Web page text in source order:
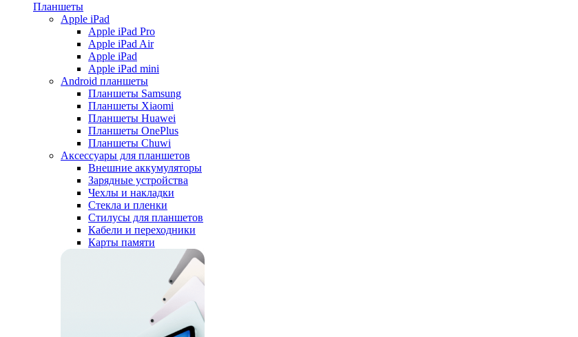
Планшеты
Apple iPad
Apple iPad Pro
Apple iPad Air
Apple iPad
Apple iPad mini
Android планшеты
Планшеты Samsung
Планшеты Xiaomi
Планшеты Huawei
Планшеты OnePlus
Планшеты Chuwi
Аксессуары для планшетов
Внешние аккумуляторы
Зарядные устройства
Чехлы и накладки
Стекла и пленки
Стилусы для планшетов
Кабели и переходники
Карты памяти